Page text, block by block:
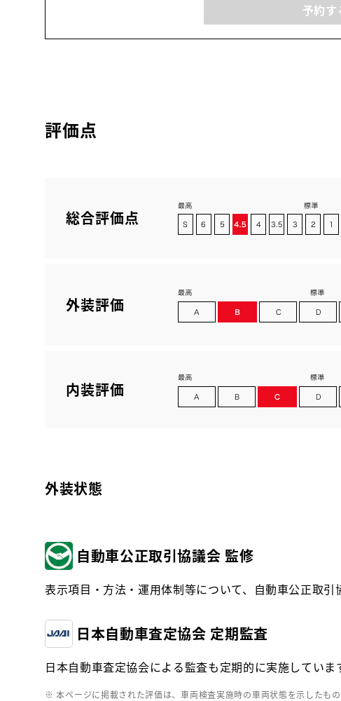
予約す
評価点
総合評価点
外装評価
内装評価
外装状態
自動車公正取引協議会 監修
表示項目・方法・運用体制等について、自動車公正取
日本自動車査定協会 定期監査
日本自動車査定協会による監査も定期的に実施していま
※ 本ページに掲載された評価は、車両検査実施時の車両状態を示したも